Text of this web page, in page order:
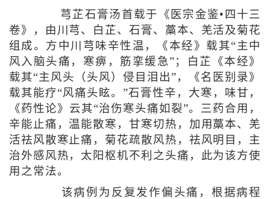
芎芷石膏汤首载于《医宗金鉴•四十三
卷》，由川芎、白芷、石膏、藁本、羌活及菊花
组成。方中川芎味辛性温，《本经》载其“主中
风入脑头痛，寒痹，筋挛缓急”；白芷《本经》
载其“主风头（头风）侵目泪出”，《名医别录》
载其能疗“风痛头眩。”石膏性辛，大寒，味甘，
《药性论》云其“治伤寒头痛如裂”。三药合用，
辛能止痛，温能散寒，甘寒切热，加用藁本、羌
活祛风散寒止痛，菊花疏散风热，祛风明目，主
治外感风热，太阳枢机不利之头痛，此为该方使
用之常法。
该病例为反复发作偏头痛，根据病程